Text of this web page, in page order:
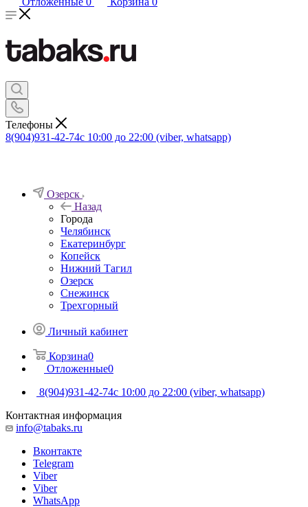
Телефоны
8(904)931-42-74с 10:00 до 22:00 (viber, whatsapp)
Озерск
Назад
Города
Челябинск
Екатеринбург
Копейск
Нижний Тагил
Озерск
Снежинск
Трехгорный
Личный кабинет
Корзина0
Отложенные0
8(904)931-42-74с 10:00 до 22:00 (viber, whatsapp)
Контактная информация
info@tabaks.ru
Вконтакте
Telegram
Viber
Viber
WhatsApp